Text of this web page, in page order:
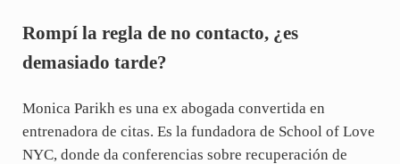
Rompí la regla de no contacto, ¿es
demasiado tarde?
Monica Parikh es una ex abogada convertida en
entrenadora de citas. Es la fundadora de School of Love
NYC, donde da conferencias sobre recuperación de